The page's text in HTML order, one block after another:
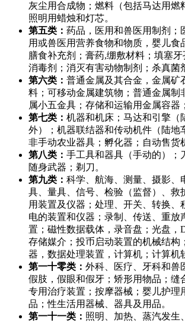
灰尘用合成物；燃料（包括马达用燃
照明用蜡烛和灯芯。
第五类： 药品，医用和兽医用制剂；
用或兽医用营养食物和物质，婴儿食
膳食补充剂；膏药,绷敷材料；填塞牙
消毒剂；消灭有害动物制剂；杀真菌
第六类： 普通金属及其合金，金属矿
料；可移动金属建筑物；普通金属制
属小五金具；存储和运输用金属容器
第七类： 机器和机床；马达和引擎（
外）；机器联结器和传动机件（陆地
非手动农业器具；孵化器；自动售货
第八类： 手工具和器具（手动的）；
随身武器；剃刀。
第九类： 科学、航海、测量、摄影、
具、量具、信号、检验（监督）、救
用装置及仪器；处理、开关、转换、
电的装置和仪器；录制、传送、重放
置；磁性数据载体，录音盘；光盘，
存储媒介；投币启动装置的机械结构
器，数据处理装置，计算机；计算机
第一十零类： 外科、医疗、牙科和兽
假肢，假眼和假牙；矫形用物品；缝
专用治疗装置；按摩器械；婴儿护理
品；性生活用器械、器具及用品。
第一十一类： 照明、加热、蒸汽发生